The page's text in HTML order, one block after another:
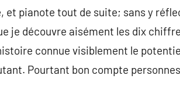
pianote tout de suite; sans y
je découvre aisément les dix
connue visiblement le
Pourtant bon compte